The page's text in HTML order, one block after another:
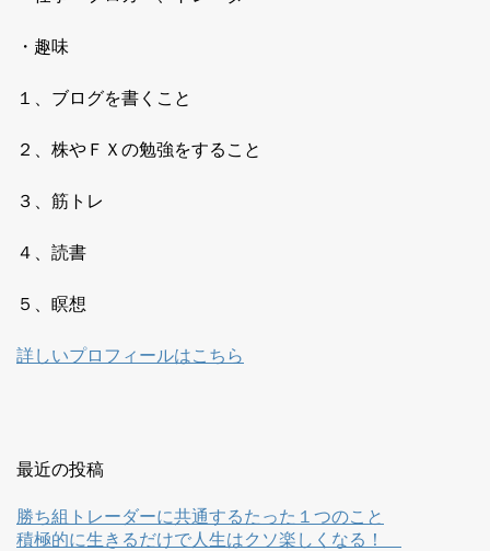
・趣味
１、ブログを書くこと
２、株やＦＸの勉強をすること
３、筋トレ
４、読書
５、瞑想
詳しいプロフィールはこちら
最近の投稿
勝ち組トレーダーに共通するたった１つのこと
積極的に生きるだけで人生はクソ楽しくなる！